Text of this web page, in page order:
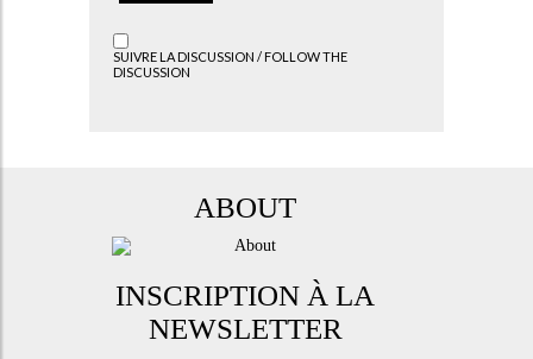
SUIVRE LA DISCUSSION / FOLLOW THE
DISCUSSION
ABOUT
INSCRIPTION À LA
NEWSLETTER